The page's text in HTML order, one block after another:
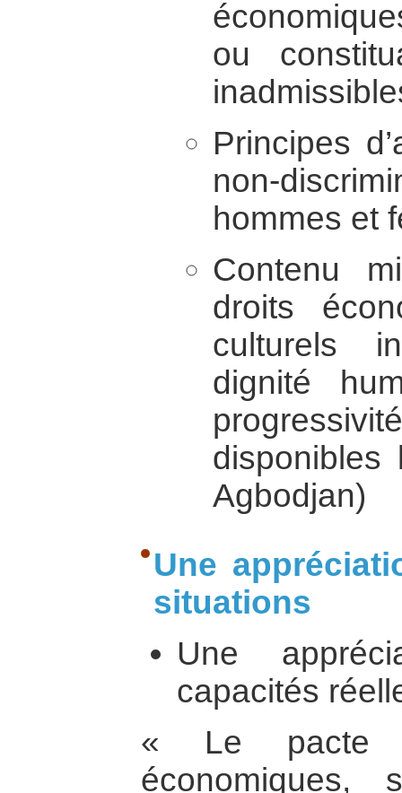
ou
Principes
non-
hommes et
Contenu
droits
culturels
dignité
disponibles
Agbodjan)
Une
situations
Une
capacités
« Le pacte
économiques,